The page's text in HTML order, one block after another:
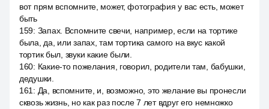
вот прям вспомните, может, фотография у вас есть, может
быть
159: Запах. Вспомните свечи, например, если на тортике
была, да, или запах, там тортика самого на вкус какой
тортик был, звуки какие были.
160: Какие-то пожелания, говорил, родители там, бабушки,
дедушки.
161 : Да, вспомните, и, возможно, это желание вы пронесли
сквозь жизнь, но как раз после 7 лет вдруг его немножко